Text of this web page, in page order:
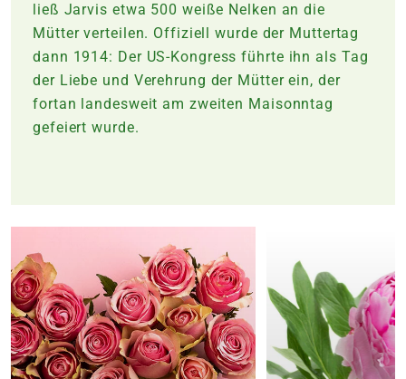
ließ Jarvis etwa 500 weiße Nelken an die
Mütter verteilen. Offiziell wurde der Muttertag
dann 1914: Der US-Kongress führte ihn als Tag
der Liebe und Verehrung der Mütter ein, der
fortan landesweit am zweiten Maisonntag
gefeiert wurde.